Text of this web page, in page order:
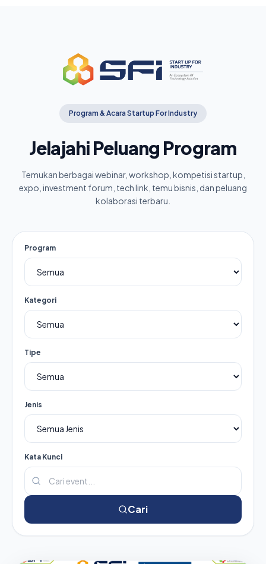
Program & Acara Startup For Industry
Jelajahi Peluang Program
Temukan berbagai webinar, workshop, kompetisi startup,
expo, investment forum, tech link, temu bisnis, dan peluang
kolaborasi terbaru.
Program
Kategori
Tipe
Jenis
Kata Kunci
Cari